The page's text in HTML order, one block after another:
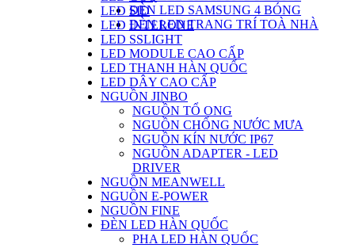
ĐÈN LED SAMSUNG 4 BÓNG
ĐÈN LED TRANG TRÍ TOÀ NHÀ
LED SID
LED INTERONE
LED SSLIGHT
LED MODULE CAO CẤP
LED THANH HÀN QUỐC
LED DÂY CAO CẤP
NGUỒN JINBO
NGUỒN TỔ ONG
NGUỒN CHỐNG NƯỚC MƯA
NGUỒN KÍN NƯỚC IP67
NGUỒN ADAPTER - LED
DRIVER
NGUỒN MEANWELL
NGUỒN E-POWER
NGUỒN FINE
ĐÈN LED HÀN QUỐC
PHA LED HÀN QUỐC